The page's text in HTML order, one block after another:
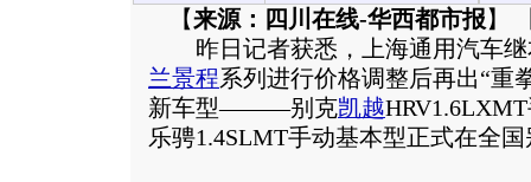
【来源：四川在线-华西都市报 】
昨日记者获悉，上海通用汽车继
兰景程系列进行价格调整后再出“重
新车型———别克凯越
乐骋1.4SLMT手动基本型正式在全